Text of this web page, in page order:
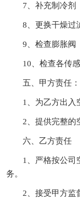
7、补充制冷剂
8、更换干燥过
9、检查膨胀阀
10、检查各传
五、甲方责任：
1、为乙方出入
2、提供完整的
六、乙方责任
1、严格按公司
务。
2、接受甲方监